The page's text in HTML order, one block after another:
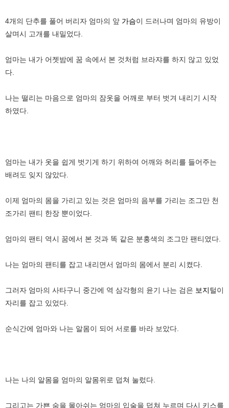
4개의 단추를 풀어 버리자 엄마의 앞 가슴이 드러나며 엄마의 유방이
살며시 고개를 내밀었다.
엄마는 내가 어젯밤에 꿈 속에서 본 것처럼 브라쟈를 하지 않고 있었
다.
나는 떨리는 마음으로 엄마의 잠옷을 어깨로 부터 벗겨 내리기 시작
하였다.
엄마는 내가 옷을 쉽게 벗기게 하기 위하여 어깨와 허리를 들어주는
배려도 잊지 않았다.
이제 엄마의 몸을 가리고 있는 것은 엄마의 음부를 가리는 조그만 천
조가리 팬티 한장 뿐이었다.
엄마의 팬티 역시 꿈에서 본 것과 똑 같은 분홍색의 조그만 팬티였다.
나는 엄마의 팬티를 잡고 내리면서 엄마의 몸에서 분리 시켰다.
그러자 엄마의 사타구니 중간에 역 삼각형의 윤기 나는 검은 보지털이
자리를 잡고 있었다.
순식간에 엄마와 나는 알몸이 되어 서로를 바라 보았다.
나는 나의 알몸을 엄마의 알몸위로 덥쳐 눌렀다.
그리고는 가쁜 숨을 몰아쉬는 엄마의 입술을 덥쳐 누르며 다시 키스를